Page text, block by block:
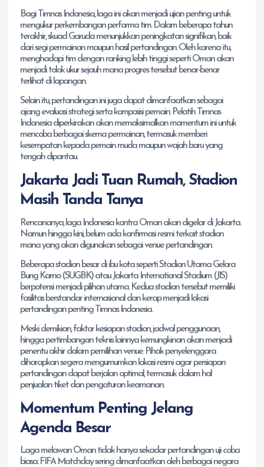
Bagi Timnas Indonesia, laga ini akan menjadi ujian penting untuk
mengukur perkembangan performa tim. Dalam beberapa tahun
terakhir, skuad Garuda menunjukkan peningkatan signifikan, baik
dari segi permainan maupun hasil pertandingan. Oleh karena itu,
menghadapi tim dengan ranking lebih tinggi seperti Oman akan
menjadi tolok ukur sejauh mana progres tersebut benar-benar
terlihat di lapangan.
Selain itu, pertandingan ini juga dapat dimanfaatkan sebagai
ajang evaluasi strategi serta komposisi pemain. Pelatih Timnas
Indonesia diperkirakan akan memaksimalkan momentum ini untuk
mencoba berbagai skema permainan, termasuk memberi
kesempatan kepada pemain muda maupun wajah baru yang
tengah dipantau.
Jakarta Jadi Tuan Rumah, Stadion
Masih Tanda Tanya
Rencananya, laga Indonesia kontra Oman akan digelar di Jakarta.
Namun hingga kini, belum ada konfirmasi resmi terkait stadion
mana yang akan digunakan sebagai venue pertandingan.
Beberapa stadion besar di ibu kota seperti Stadion Utama Gelora
Bung Karno (SUGBK) atau Jakarta International Stadium (JIS)
berpotensi menjadi pilihan utama. Kedua stadion tersebut memiliki
fasilitas berstandar internasional dan kerap menjadi lokasi
pertandingan penting Timnas Indonesia.
Meski demikian, faktor kesiapan stadion, jadwal penggunaan,
hingga pertimbangan teknis lainnya kemungkinan akan menjadi
penentu akhir dalam pemilihan venue. Pihak penyelenggara
diharapkan segera mengumumkan lokasi resmi agar persiapan
pertandingan dapat berjalan optimal, termasuk dalam hal
penjualan tiket dan pengaturan keamanan.
Momentum Penting Jelang
Agenda Besar
Laga melawan Oman tidak hanya sekadar pertandingan uji coba
biasa. FIFA Matchday sering dimanfaatkan oleh berbagai negara